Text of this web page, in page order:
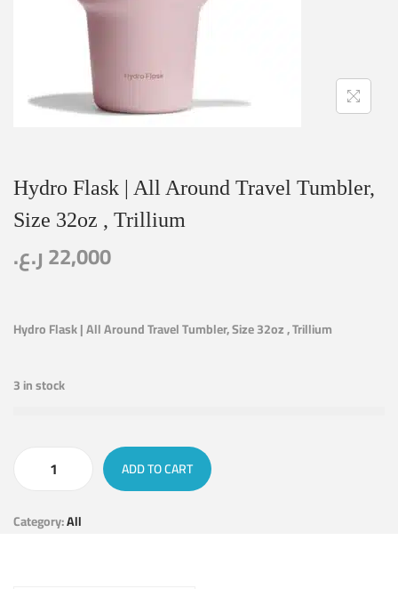
Hydro Flask | All Around Travel Tumbler,
Size 32oz , Trillium
22,000ر.ع.
Hydro Flask | All Around Travel Tumbler, Size 32oz , Trillium
3 in stock
ADD TO CART
Category:All